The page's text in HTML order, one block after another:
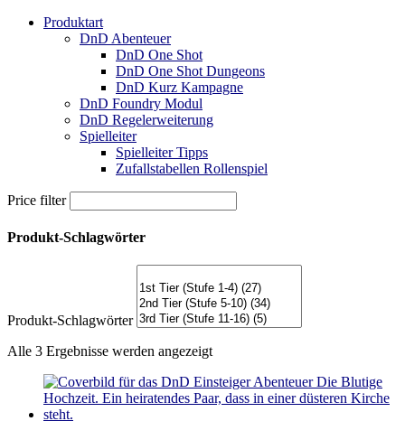
Produktart
DnD Abenteuer
DnD One Shot
DnD One Shot Dungeons
DnD Kurz Kampagne
DnD Foundry Modul
DnD Regelerweiterung
Spielleiter
Spielleiter Tipps
Zufallstabellen Rollenspiel
Price filter
Produkt-Schlagwörter
Produkt-Schlagwörter
Alle 3 Ergebnisse werden angezeigt